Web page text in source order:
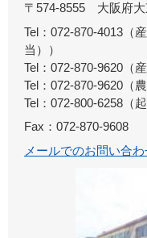
〒574-8555 大阪府大
Tel：072-870-4013
当）
Tel：072-870-9620
Tel：072-870-9620
Tel：072-800-6258
Fax：072-870-9608
メールでのお問い合